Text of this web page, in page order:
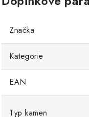
Značka
Kategorie
EAN
Typ kamen